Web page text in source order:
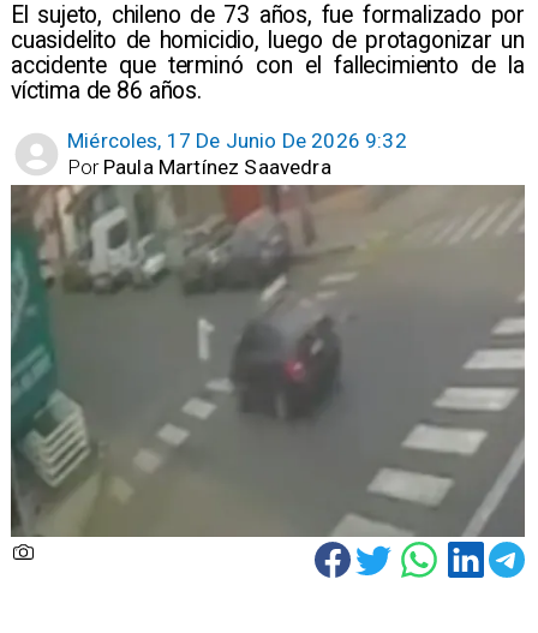
El sujeto, chileno de 73 años, fue formalizado por
cuasidelito de homicidio, luego de protagonizar un
accidente que terminó con el fallecimiento de la
víctima de 86 años.
Miércoles, 17 De Junio De 2026 9:32
Paula Martínez Saavedra
Por